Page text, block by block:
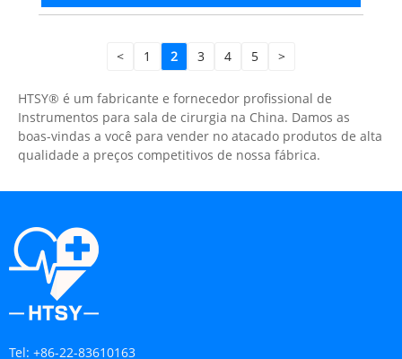
< 1 2 3 4 5 >
HTSY® é um fabricante e fornecedor profissional de
Instrumentos para sala de cirurgia na China. Damos as
boas-vindas a você para vender no atacado produtos de alta
qualidade a preços competitivos de nossa fábrica.
Tel: +86-22-83610163